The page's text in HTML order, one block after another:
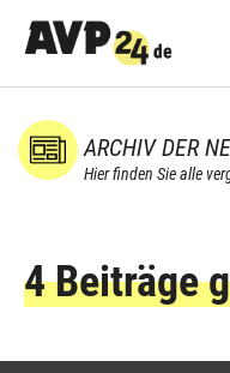
ARCHIV DER
Hier finden Sie alle
4 Beiträge